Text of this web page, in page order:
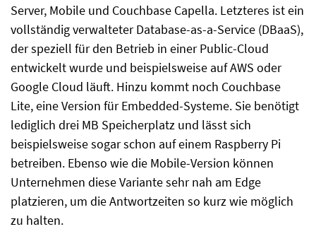
Server, Mobile und Couchbase Capella. Letzteres ist ein
vollständig verwalteter Database-as-a-Service (DBaaS),
der speziell für den Betrieb in einer Public-Cloud
entwickelt wurde und beispielsweise auf AWS oder
Google Cloud läuft. Hinzu kommt noch Couchbase
Lite, eine Version für Embedded-Systeme. Sie benötigt
lediglich drei MB Speicherplatz und lässt sich
beispielsweise sogar schon auf einem Raspberry Pi
betreiben. Ebenso wie die Mobile-Version können
Unternehmen diese Variante sehr nah am Edge
platzieren, um die Antwortzeiten so kurz wie möglich
zu halten.